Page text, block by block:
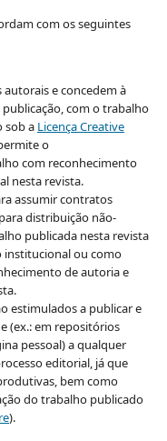
com os seguintes
e concedem à
com o trabalho
sob a Licença Creative
o
com reconhecimento
nesta revista.
assumir contratos
distribuição não-
publicada nesta revista
institucional ou como
de autoria e
estimulados a publicar e
(ex.: em repositórios
pessoal) a qualquer
editorial, já que
bem como
do trabalho publicado
).